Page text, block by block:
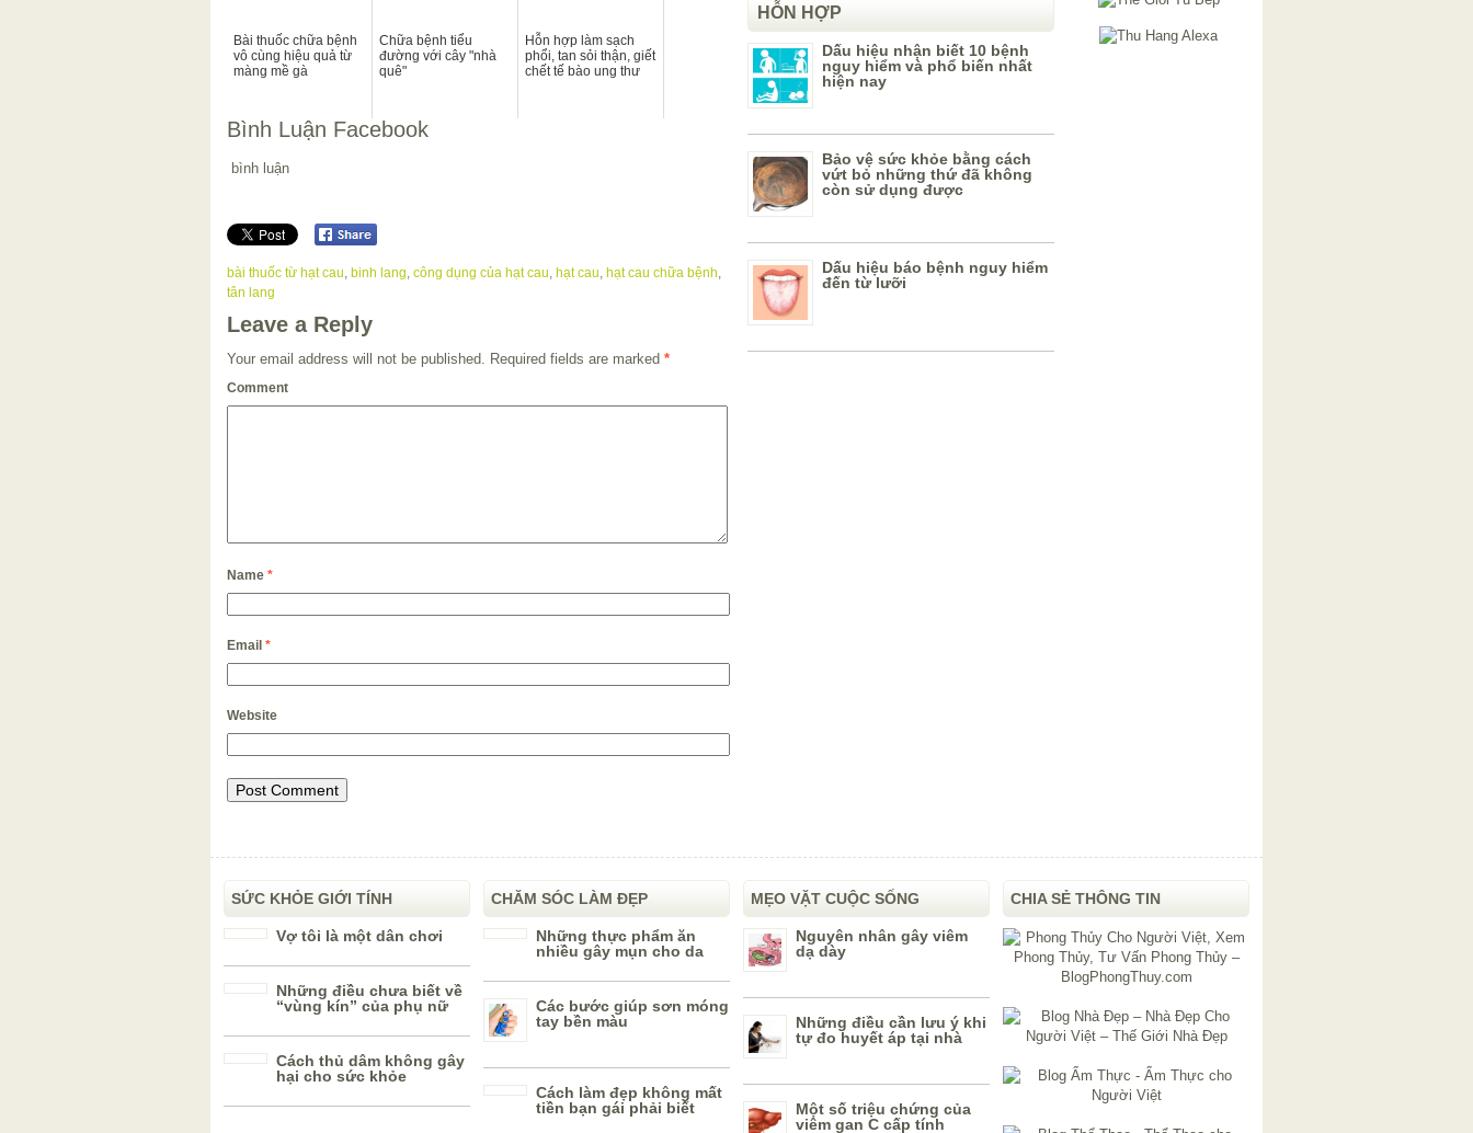
Bài thuốc chữa bệnh
vô cùng hiệu quả từ
màng mề gà
Chữa bệnh tiểu
đường với cây "nhà
quê"
Hỗn hợp làm sạch
phổi, tan sỏi thận, giết
chết tế bào ung thư
Bình Luận Facebook
bình luận
bài thuốc từ hạt cau binh lang công dụng của hạt cau hạt cau hạt cau chữa bệnh
tân lang
Leave a Reply
Your email address will not be published. Required fields are marked *
Comment
Name *
Email *
Website
HỖN HỢP
Dấu hiệu nhận biết 10 bệnh
nguy hiểm và phổ biến nhất
hiện nay
Bảo vệ sức khỏe bằng cách
vứt bỏ những thứ đã không
còn sử dụng được
Dấu hiệu báo bệnh nguy hiểm
đến từ lưỡi
SỨC KHỎE GIỚI TÍNH
Vợ tôi là một dân chơi
Những điều chưa biết về
“vùng kín” của phụ nữ
Cách thủ dâm không gây
hại cho sức khỏe
CHĂM SÓC LÀM ĐẸP
Những thực phẩm ăn
nhiều gây mụn cho da
Các bước giúp sơn móng
tay bền màu
Cách làm đẹp không mất
tiền bạn gái phải biết
MẸO VẶT CUỘC SỐNG
Nguyên nhân gây viêm
dạ dày
Những điều cần lưu ý khi
tự đo huyết áp tại nhà
Một số triệu chứng của
viêm gan C cấp tính
CHIA SẺ THÔNG TIN